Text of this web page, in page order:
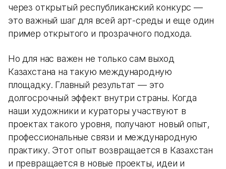
через открытый республиканский конкурс —
это важный шаг для всей арт-среды и еще один
пример открытого и прозрачного подхода.
Но для нас важен не только сам выход
Казахстана на такую международную
площадку. Главный результат — это
долгосрочный эффект внутри страны. Когда
наши художники и кураторы участвуют в
проектах такого уровня, получают новый опыт,
профессиональные связи и международную
практику. Этот опыт возвращается в Казахстан
и превращается в новые проекты, идеи и